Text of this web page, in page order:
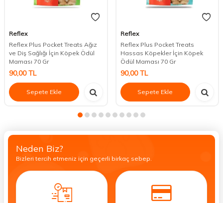
Reflex
Reflex Plus Pocket Treats Ağız
ve Diş Sağlığı İçin Köpek Ödül
Maması 70 Gr
90,00TL
Sepete Ekle
Reflex
Reflex Plus Pocket Treats
Hassas Köpekler İçin Köpek
Ödül Maması 70 Gr
90,00TL
Sepete Ekle
Neden Biz?
Bizleri tercih etmeniz için geçerli birkaç sebep.